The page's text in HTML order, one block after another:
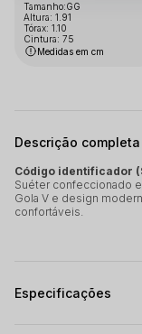
Tamanho:GG
Altura: 1.91
Tórax: 1.10
Cintura: 75
Medidas em cm
Descrição completa
Código identificador
Suéter confeccionado
Gola V e design
confortáveis.
Especificações